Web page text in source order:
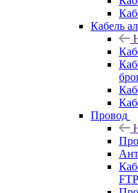
Кабель
Провод